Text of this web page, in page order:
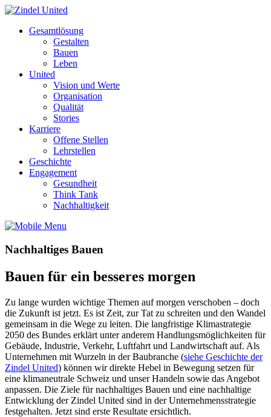
Gesamtlösung
Gestalten
Bauen
Leben
United
Vision und Werte
Organisation
Qualität
Stories
Karriere
Offene Stellen
Lehrstellen
Geschichte
Engagement
Gesundheit
Think Tank
Nachhaltigkeit
Nachhaltiges Bauen
Bauen für ein besseres morgen
Zu lange wurden wichtige Themen auf morgen verschoben – doch
die Zukunft ist jetzt. Es ist Zeit, zur Tat zu schreiten und den Wandel
gemeinsam in die Wege zu leiten. Die langfristige Klimastrategie
2050 des Bundes erklärt unter anderem Handlungsmöglichkeiten für
Gebäude, Industrie, Verkehr, Luftfahrt und Landwirtschaft auf. Als
Unternehmen mit Wurzeln in der Baubranche (siehe Geschichte der
Zindel United) können wir direkte Hebel in Bewegung setzen für
eine klimaneutrale Schweiz und unser Handeln sowie das Angebot
anpassen. Die Ziele für nachhaltiges Bauen und eine nachhaltige
Entwicklung der Zindel United sind in der Unternehmensstrategie
festgehalten. Jetzt sind erste Resultate ersichtlich.